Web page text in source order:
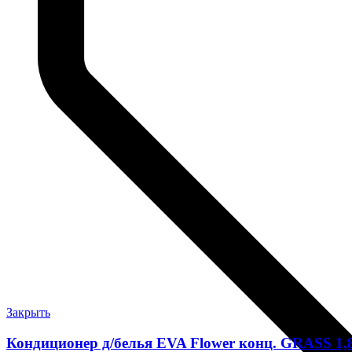
Закрыть
Кондиционер д/белья EVA Flower конц. GRASS